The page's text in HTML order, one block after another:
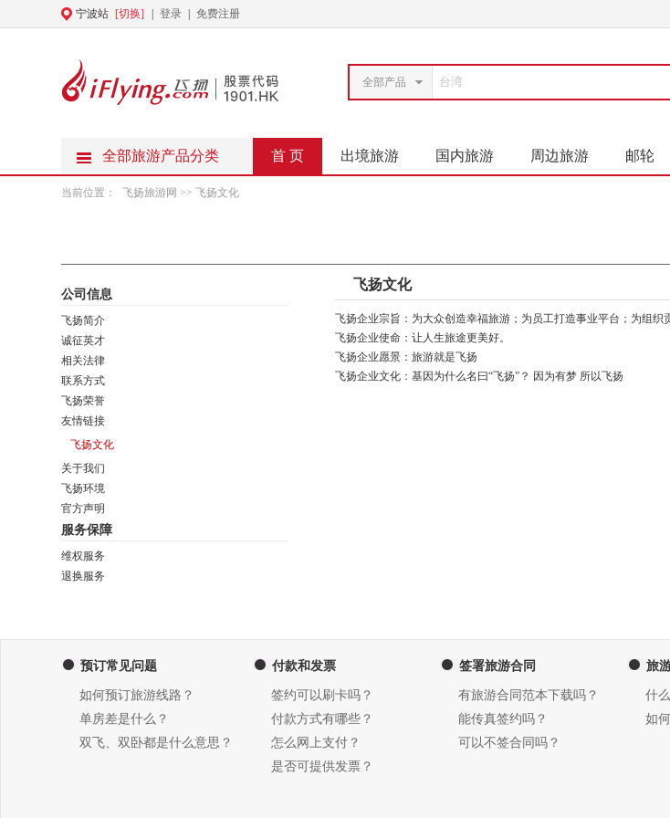
宁波站 [切换] 登录 免费注册
全部产品
全部旅游产品分类 首 页 出境旅游 国内旅游 周边旅游 邮轮
当前位置： 飞扬旅游网 >> 飞扬文化
公司信息
飞扬简介
诚征英才
相关法律
联系方式
飞扬荣誉
友情链接
飞扬文化
关于我们
飞扬环境
官方声明
服务保障
维权服务
退换服务
飞扬文化
飞扬企业宗旨：为大众创造幸福旅游；为员工打造事业平台；为组织
飞扬企业使命：让人生旅途更美好。
飞扬企业愿景：旅游就是飞扬
飞扬企业文化：基因为什么名曰“飞扬”？ 因为有梦 所以飞扬
预订常见问题
如何预订旅游线路？
单房差是什么？
双飞、双卧都是什么意思？
付款和发票
签约可以刷卡吗？
付款方式有哪些？
怎么网上支付？
是否可提供发票？
签署旅游合同
有旅游合同范本下载吗？
能传真签约吗？
可以不签合同吗？
旅
什
如